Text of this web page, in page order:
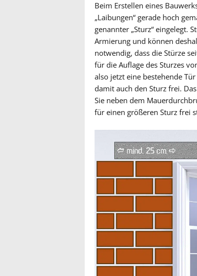
Beim Erstellen eines
„Laibungen“ gerade hoch
genannter „Sturz“ eingelegt.
Armierung und können
notwendig, dass die Stürze
für die Auflage des Sturzes
also jetzt eine bestehende
damit auch den Sturz frei.
Sie neben dem
für einen größeren Sturz frei